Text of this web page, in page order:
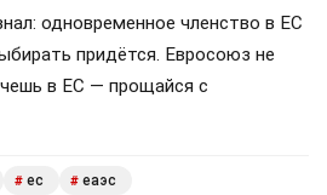
одновременное членство в ЕС
придётся. Евросоюз не
в ЕС — прощайся с
# ес # еаэс